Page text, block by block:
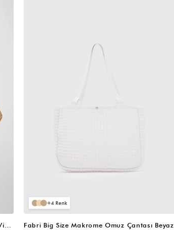
Santa Elden Tutmalı Hasır Omuz Çantası Vizon
4
Fabri Big Size Makrome Omuz Çantası Beyaz